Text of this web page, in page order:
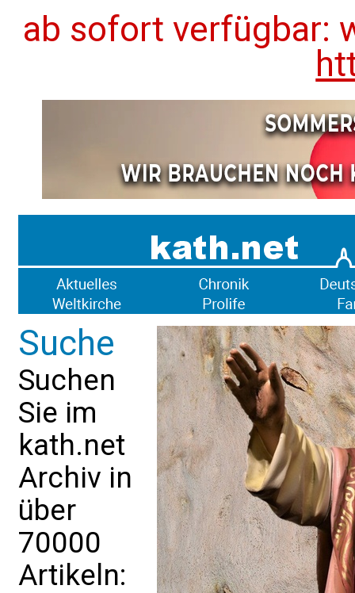
ab sofort verfügbar:
Suche
Suchen
Sie im
kath.net
Archiv in
über
70000
Artikeln: